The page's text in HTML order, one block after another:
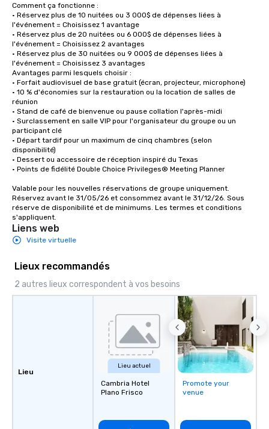
Comment ça fonctionne :
• Réservez plus de 10 nuitées ou 3 000$ de dépenses liées à
l'événement = Choisissez 1 avantage
• Réservez plus de 20 nuitées ou 6 000$ de dépenses liées à
l'événement = Choisissez 2 avantages
• Réservez plus de 30 nuitées ou 9 000$ de dépenses liées à
l'événement = Choisissez 3 avantages
Avantages parmi lesquels choisir :
• Forfait audiovisuel de base gratuit (écran, projecteur, microphone)
• 10 % d'économies sur la restauration ou la location de salles de
réunion
• Stand de café de bienvenue ou pause collation l'après-midi
• Surclassement en salle VIP pour l'organisateur du groupe ou un
participant clé
• Départ tardif pour un maximum de cinq chambres (selon
disponibilité)
• Dessert ou accessoire de réception inspiré du Texas
• Points de fidélité Double Choice Privileges® Meeting Planner
Valable pour les nouvelles réservations de groupe uniquement.
Réservez avant le 31/05/26 et consommez avant le 31/12/26. Sous
réserve de disponibilité et de minimums. Les termes et conditions
s'appliquent.
Liens web
Visite virtuelle
Lieux recommandés
2 autres lieux correspondent à vos besoins
Lieu
Lieu actuel
Cambria Hotel
Plano Frisco
Promote your
venue